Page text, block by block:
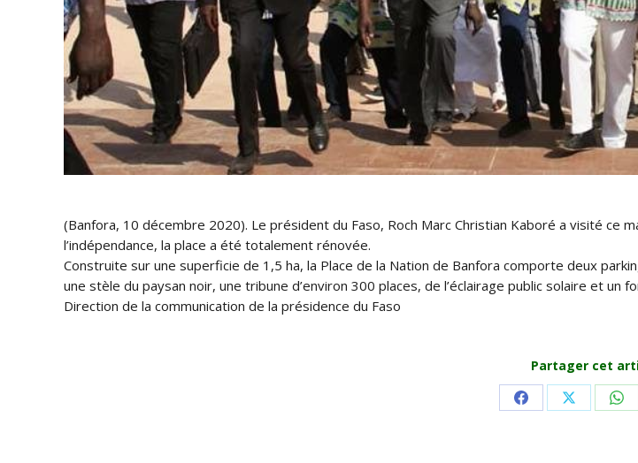
(Banfora, 10 décembre 2020). Le président du Faso, Roch Marc Christian Kaboré a visité ce
l’indépendance, la place a été totalement rénovée.
Construite sur une superficie de 1,5 ha, la Place de la Nation de Banfora comporte deux
une stèle du paysan noir, une tribune d’environ 300 places, de l’éclairage public solaire et un
Direction de la communication de la présidence du Faso
Partager cet
Share Share